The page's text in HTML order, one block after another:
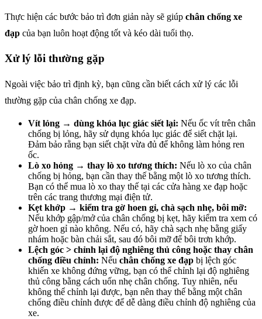
Thực hiện các bước bảo trì đơn giản này sẽ giúp chân chống xe
đạp của bạn luôn hoạt động tốt và kéo dài tuổi thọ.
Xử lý lỗi thường gặp
Ngoài việc bảo trì định kỳ, bạn cũng cần biết cách xử lý các lỗi
thường gặp của chân chống xe đạp.
Vít lỏng → dùng khóa lục giác siết lại: Nếu ốc vít trên chân
chống bị lỏng, hãy sử dụng khóa lục giác để siết chặt lại.
Đảm bảo rằng bạn siết chặt vừa đủ để không làm hỏng ren
ốc.
Lò xo hỏng → thay lò xo tương thích: Nếu lò xo của chân
chống bị hỏng, bạn cần thay thế bằng một lò xo tương thích.
Bạn có thể mua lò xo thay thế tại các cửa hàng xe đạp hoặc
trên các trang thương mại điện tử.
Kẹt khớp → kiểm tra gờ hoen gỉ, chà sạch nhẹ, bôi mỡ:
Nếu khớp gập/mở của chân chống bị kẹt, hãy kiểm tra xem có
gờ hoen gỉ nào không. Nếu có, hãy chà sạch nhẹ bằng giấy
nhám hoặc bàn chải sắt, sau đó bôi mỡ để bôi trơn khớp.
Lệch góc > chỉnh lại độ nghiêng thủ công hoặc thay chân
chống điều chỉnh: Nếu chân chống xe đạp bị lệch góc
khiến xe không đứng vững, bạn có thể chỉnh lại độ nghiêng
thủ công bằng cách uốn nhẹ chân chống. Tuy nhiên, nếu
không thể chỉnh lại được, bạn nên thay thế bằng một chân
chống điều chỉnh được để dễ dàng điều chỉnh độ nghiêng của
xe.